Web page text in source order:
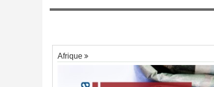
Afrique
de Biya - Le